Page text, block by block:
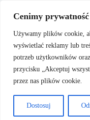
Cenimy
Używamy plików cookie,
wyświetlać reklamy lub
potrzeb użytkowników
przycisku „Akceptuj
przez nas plików cookie.
Dostosuj
celem jest dostarczanie
które pomogą czytelnikom
stylowych przestrzeni
Copyright © 2026 - ​